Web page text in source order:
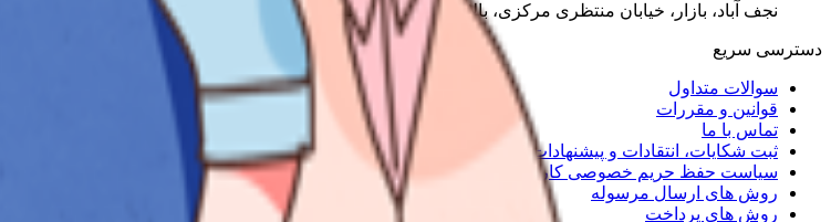
نجف آباد، بازار، خیابان منتظری مرکزی، بالاتر از چهارراه شکرچیان، روبروی پاساژ کیان، پلاک 19
دسترسی سریع
سوالات متداول
قوانین و مقررات
تماس با ما
ثبت شکایات، انتقادات و پیشنهادات
سیاست حفظ حریم خصوصی کاربران
روش های ارسال مرسوله
روش های پرداخت